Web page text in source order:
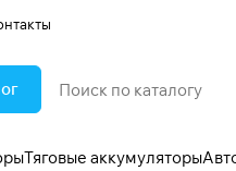
Тяговые аккумуляторы